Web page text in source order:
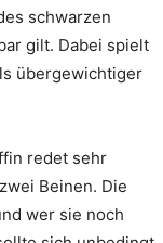
schwarzen
gilt. Dabei spielt
übergewichtiger
redet sehr
Beinen. Die
wer sie noch